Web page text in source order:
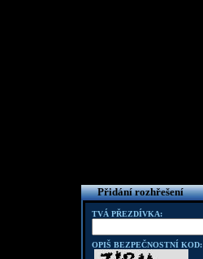
Přidání rozhřešení
TVÁ PŘEZDÍVKA:
OPIŠ BEZPEČNOSTNÍ KOD: